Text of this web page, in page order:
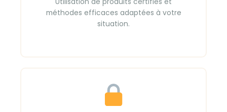
méthodes efficaces adaptées à votre
situation.